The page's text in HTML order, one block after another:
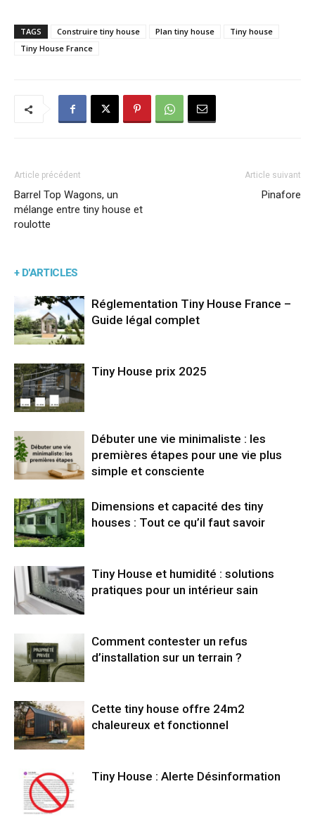
TAGS Construire tiny house Plan tiny house
Tiny house
Tiny House France
Article précédent
Barrel Top Wagons, un
mélange entre tiny house et
roulotte
Article suivant
Pinafore
+ D'ARTICLES
Réglementation Tiny House France –
Guide légal complet
Tiny House prix 2025
Débuter une vie minimaliste : les
premières étapes pour une vie plus
simple et consciente
Dimensions et capacité des tiny
houses : Tout ce qu’il faut savoir
Tiny House et humidité : solutions
pratiques pour un intérieur sain
Comment contester un refus
d’installation sur un terrain ?
Cette tiny house offre 24m2
chaleureux et fonctionnel
Tiny House : Alerte Désinformation